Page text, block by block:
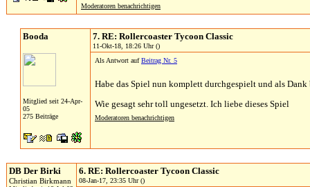
Moderatoren benachrichtigen
Booda
Mitglied seit 24-Apr-
05
275 Beiträge
7. RE: Rollercoaster Tycoon Classic
11-Okt-18, 18:26 Uhr ()
Als Antwort aufBeitrag Nr. 5
Habe das Spiel nun komplett durchgespielt und als
Wie gesagt sehr toll ungesetzt. Ich liebe dieses Spiel
Moderatoren benachrichtigen
DB Der Birki
Christian Birkmann
6. RE: Rollercoaster Tycoon Classic
08-Jan-17, 23:35 Uhr ()